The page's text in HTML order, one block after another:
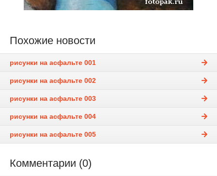
Похожие новости
рисунки на асфальте 001
рисунки на асфальте 002
рисунки на асфальте 003
рисунки на асфальте 004
рисунки на асфальте 005
Комментарии (0)